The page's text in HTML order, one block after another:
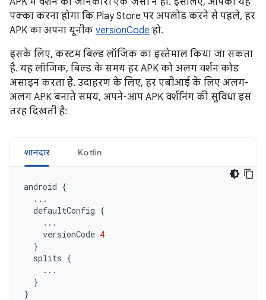
पक्का करना होगा कि Play Store पर अपलोड करने से पहले, हर
APK का अपना यूनीक versionCode हो.
इसके लिए, कस्टम बिल्ड लॉजिक का इस्तेमाल किया जा सकता
है. यह लॉजिक, बिल्ड के समय हर APK को अलग वर्शन कोड
असाइन करता है. उदाहरण के लिए, हर एबीआई के लिए अलग-
अलग APK बनाते समय, अपने-आप APK वर्शनिंग की सुविधा इस
तरह दिखती है:
शानदार Kotlin
android {
...
defaultConfig {
...
versionCode 4
}
splits {
...
}
}